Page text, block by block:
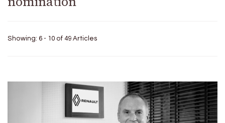
Showing: 6 - 10 of 49 Articles